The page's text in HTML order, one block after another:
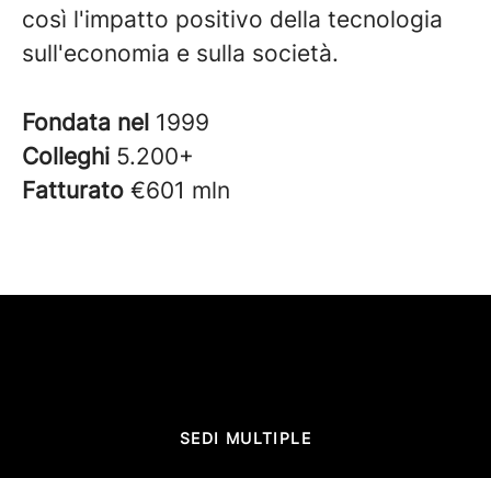
così l'impatto positivo della tecnologia
sull'economia e sulla società.
Fondata nel 1999
Colleghi 5.200+
Fatturato €601 mln
SEDI MULTIPLE